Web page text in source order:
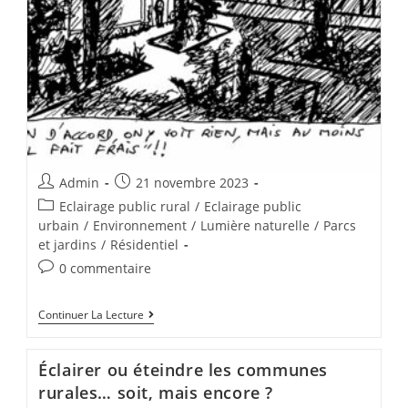
Admin
21 novembre 2023
Eclairage public rural / Eclairage public
urbain / Environnement / Lumière naturelle / Parcs
et jardins / Résidentiel
0 commentaire
Continuer La Lecture
Éclairer ou éteindre les communes
rurales… soit, mais encore ?